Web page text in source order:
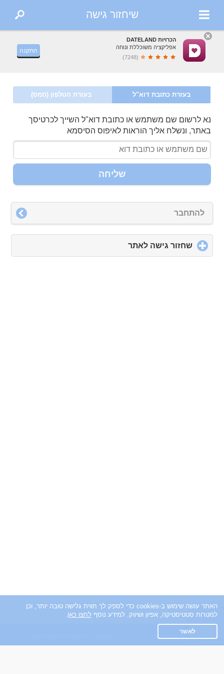
שיחזור גישה
הכרויות DATELAND
אפליקציה משוכללת ונוחה
(7248)
התקנה
בעזרת כתובת דוא"ל בעזרת הטלפון (סמס)
נא לרשום שם משתמש או כתובת דוא"ל השייך לכרטיסך
באתר, ונשלח אליך הוראות לאיפוס הסיסמא
שליחה
להתחבר
שחזור גישה לאתר
to
אפליקציית הכרויות
האתר עושה שימוש ב-cookies כדי לספק לך חווית גלישה טובה יותר, וכן
למטרות סטטיסטיקה, אפיון ושיווק. למידע נוסף לחצו כאן.
לאשר